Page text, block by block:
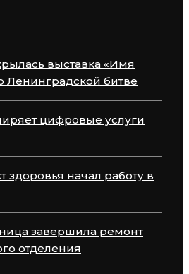
выставка «Имя
Ленинградской битве
цифровые услуги
начал работу в
завершила ремонт
отделения